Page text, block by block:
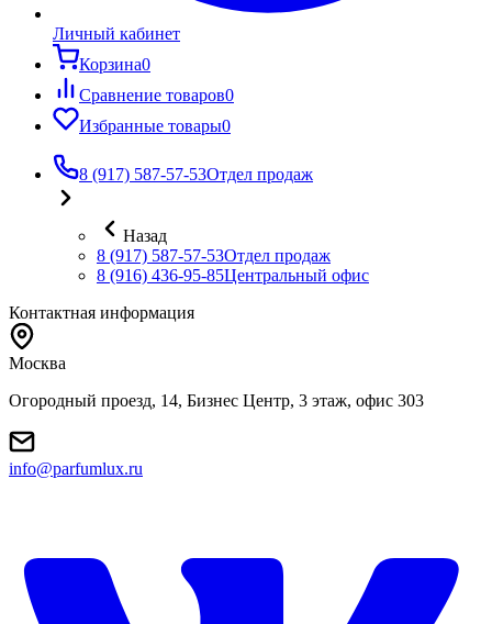
Личный кабинет
Корзина0
Сравнение товаров0
Избранные товары0
8 (917) 587-57-53Отдел продаж
Назад
8 (917) 587-57-53Отдел продаж
8 (916) 436-95-85Центральный офис
Контактная информация
Москва
Огородный проезд, 14, Бизнес Центр, 3 этаж, офис 303
info@parfumlux.ru